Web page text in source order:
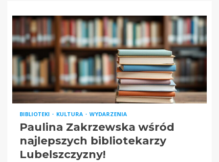
BIBLIOTEKI KULTURA WYDARZENIA
Paulina Zakrzewska wśród
najlepszych bibliotekarzy
Lubelszczyzny!